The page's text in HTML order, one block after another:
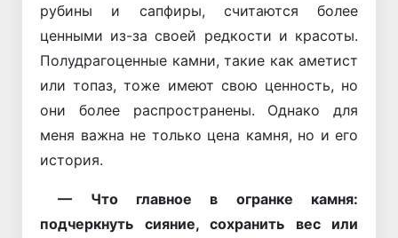
рубины и сапфиры, считаются более
ценными из-за своей редкости и красоты.
Полудрагоценные камни, такие как аметист
или топаз, тоже имеют свою ценность, но
они более распространены. Однако для
меня важна не только цена камня, но и его
история.
— Что главное в огранке камня:
подчеркнуть сияние, сохранить вес или